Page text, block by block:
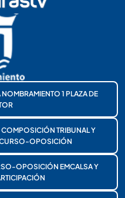
1 PLAZA DE
TRIBUNAL Y
OPOSICIÓN
OPOSICIÓN EMCALSA Y